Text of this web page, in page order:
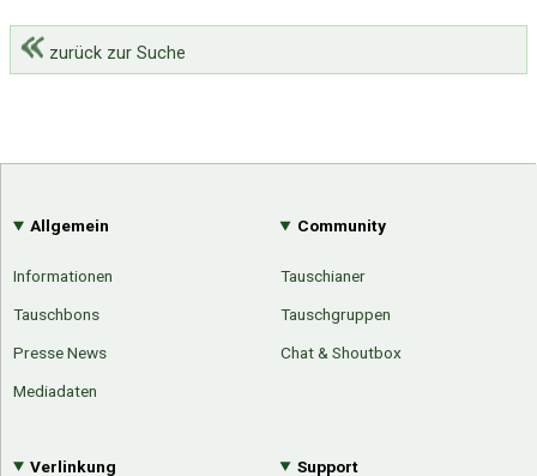
zurück zur Suche
Allgemein
Informationen
Tauschbons
Presse News
Mediadaten
Community
Tauschianer
Tauschgruppen
Chat & Shoutbox
Verlinkung Support